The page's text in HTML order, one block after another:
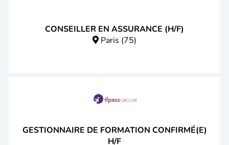
CONSEILLER EN ASSURANCE (H/F)
Paris (75)
GESTIONNAIRE DE FORMATION CONFIRMÉ(E)
H/F